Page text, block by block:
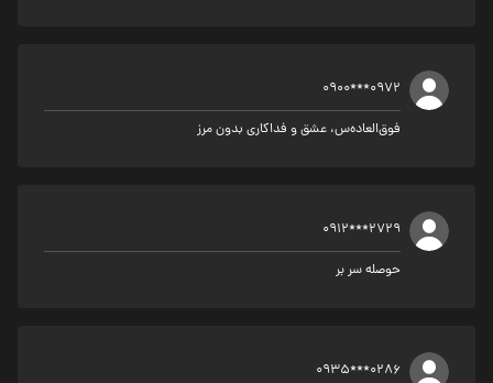
0900***0972
فوق‌العاده‌س، عشق و فداکاری بدون مرز
0912***2729
حوصله سر بر
0935***0286